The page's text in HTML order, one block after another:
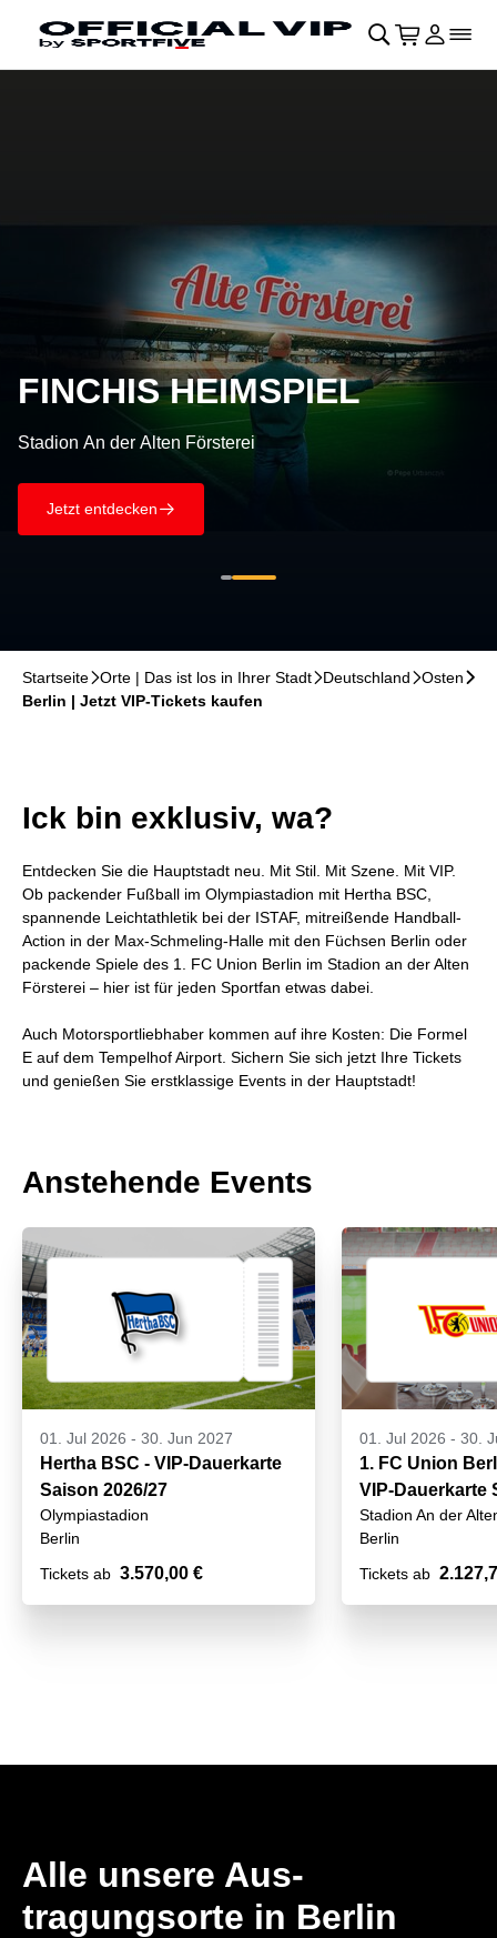
Navigation überspringen􀄫
􀊫 􀍩 Login
􀉩􀌇
FINCHIS HEIMSPIEL
Stadion An der Alten Försterei
Jetzt entdecken􀄫
Startseite􀆊Orte | Das ist los in Ihrer Stadt􀆊Deutschland􀆊Osten􀆊
Berlin | Jetzt VIP-Tickets kaufen
Ick bin exklusiv, wa?
Entdecken Sie die Hauptstadt neu. Mit Stil. Mit Szene. Mit VIP.
Ob packender Fußball im Olympiastadion mit Hertha BSC,
spannende Leichtathletik bei der ISTAF, mitreißende Handball-
Action in der Max-Schmeling-Halle mit den Füchsen Berlin oder
packende Spiele des 1. FC Union Berlin im Stadion an der Alten
Försterei – hier ist für jeden Sportfan etwas dabei.
Auch Motorsportliebhaber kommen auf ihre Kosten: Die Formel
E auf dem Tempelhof Airport. Sichern Sie sich jetzt Ihre Tickets
und genießen Sie erstklassige Events in der Hauptstadt!
Anstehende Events
01. Jul 2026 - 30. Jun 2027
Hertha BSC - VIP-Dauerkarte
Saison 2026/27
Olympiastadion
Berlin
Tickets ab 3.570,00 €
01. Jul 2026 - 30.
1. FC Union
VIP-Dauerkarte
2026/27
Stadion An der
Berlin
Tickets ab
Alle unsere Aus­
tragungsorte in Berlin